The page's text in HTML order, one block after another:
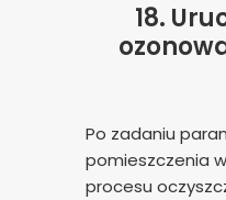
18.
Po zadaniu
pomieszczenia
procesu